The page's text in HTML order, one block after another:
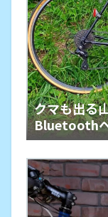
クマも出る
Bluetooth